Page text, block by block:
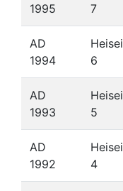
1995
7
AD
1994
Heisei
6
AD
1993
Heisei
5
AD
1992
Heisei
4